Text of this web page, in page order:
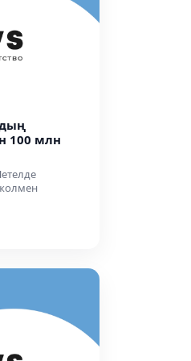
100 млн